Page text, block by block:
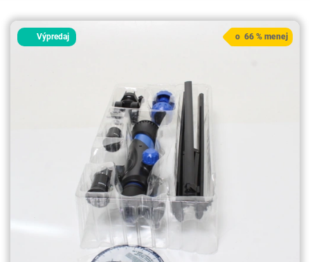
Výpredaj o 66 % menej